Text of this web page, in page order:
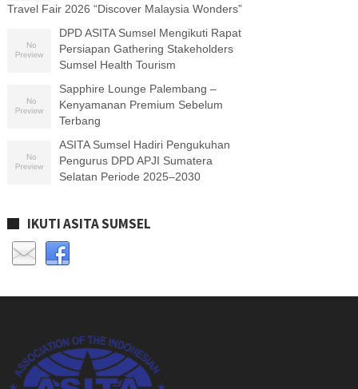
Travel Fair 2026 “Discover Malaysia Wonders”
DPD ASITA Sumsel Mengikuti Rapat
Persiapan Gathering Stakeholders
Sumsel Health Tourism
Sapphire Lounge Palembang –
Kenyamanan Premium Sebelum
Terbang
ASITA Sumsel Hadiri Pengukuhan
Pengurus DPD APJI Sumatera
Selatan Periode 2025–2030
IKUTI ASITA SUMSEL